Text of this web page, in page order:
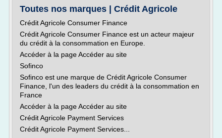
Toutes nos marques | Crédit Agricole
Crédit Agricole Consumer Finance
Crédit Agricole Consumer Finance est un acteur majeur
du crédit à la consommation en Europe.
Accéder à la page Accéder au site
Sofinco
Sofinco est une marque de Crédit Agricole Consumer
Finance, l'un des leaders du crédit à la consommation en
France
Accéder à la page Accéder au site
Crédit Agricole Payment Services
Crédit Agricole Payment Services...